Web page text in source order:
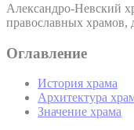
Александро-Невский
православных храмов,
Оглавление
История храма
Архитектура
Значение храма